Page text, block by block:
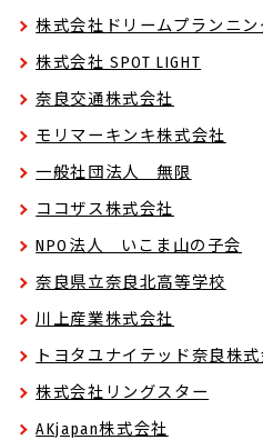
株式会社ドリームプランニン
株式会社 SPOT LIGHT
奈良交通株式会社
モリマーキンキ株式会社
一般社団法人 無限
ココザス株式会社
NPO法人 いこま山の子会
奈良県立奈良北高等学校
川上産業株式会社
トヨタユナイテッド奈良株
株式会社リングスター
AKjapan株式会社